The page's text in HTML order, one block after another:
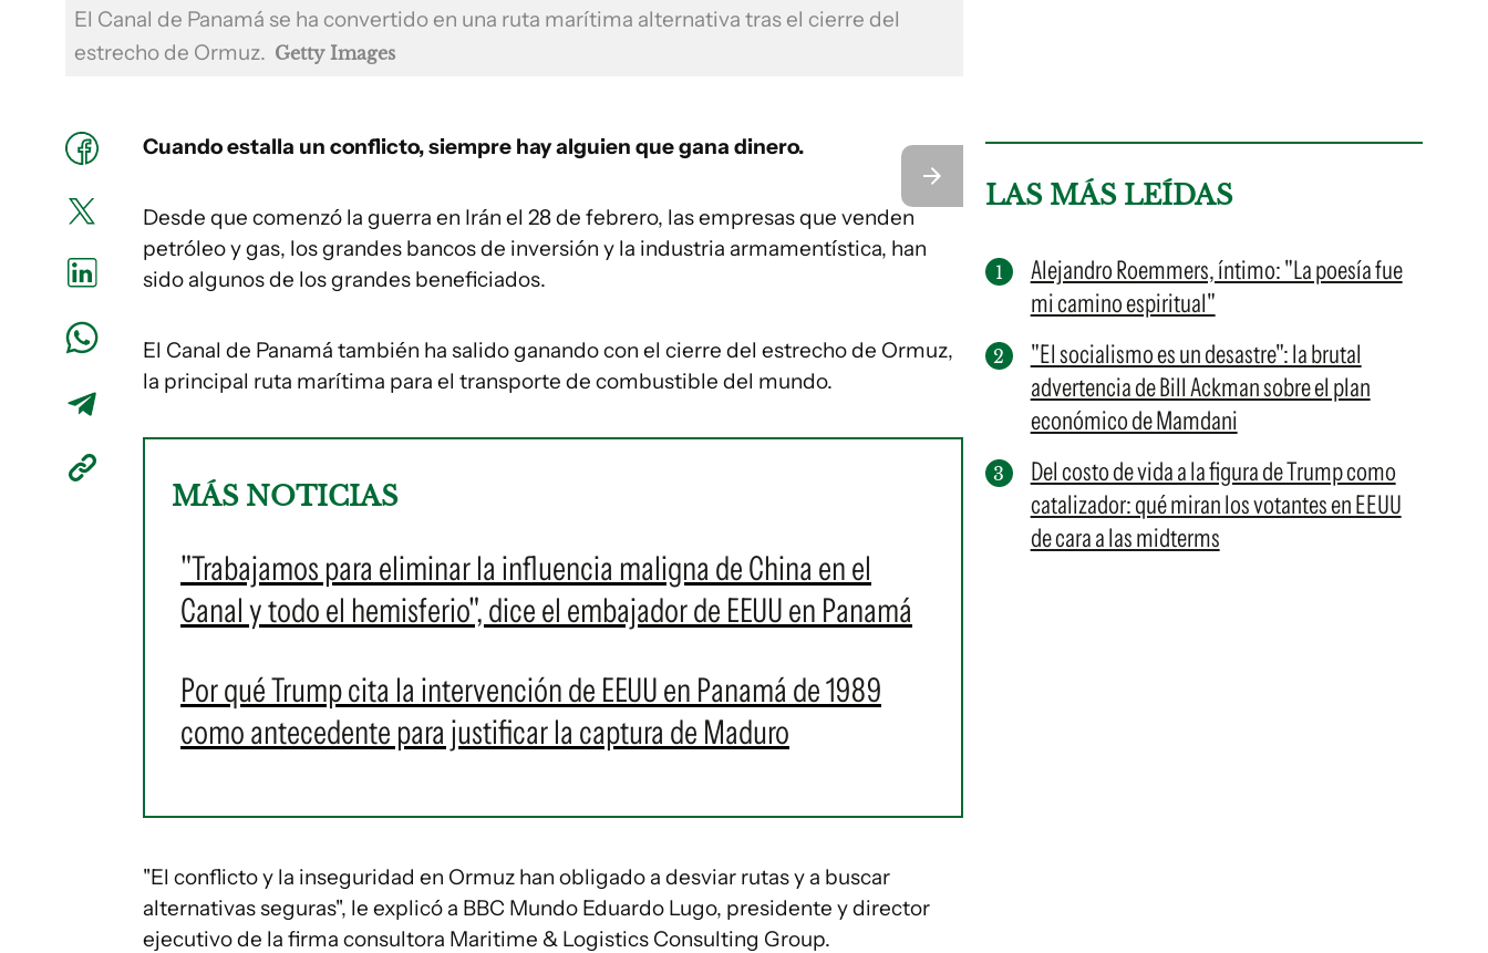
El Canal de Panamá se ha convertido en una ruta marítima alternativa tras el cierre del
estrecho de Ormuz. Getty Images
Cuando estalla un conflicto, siempre hay alguien que gana dinero.
Desde que comenzó la guerra en Irán el 28 de febrero, las empresas que venden
petróleo y gas, los grandes bancos de inversión y la industria armamentística, han
sido algunos de los grandes beneficiados.
El Canal de Panamá también ha salido ganando con el cierre del estrecho de Ormuz,
la principal ruta marítima para el transporte de combustible del mundo.
MÁS NOTICIAS
"Trabajamos para eliminar la influencia maligna de China en el
Canal y todo el hemisferio", dice el embajador de EEUU en Panamá
Por qué Trump cita la intervención de EEUU en Panamá de 1989
como antecedente para justificar la captura de Maduro
"El conflicto y la inseguridad en Ormuz han obligado a desviar rutas y a buscar
alternativas seguras", le explicó a BBC Mundo Eduardo Lugo, presidente y director
ejecutivo de la firma consultora Maritime & Logistics Consulting Group.
LAS MÁS LEÍDAS
Alejandro Roemmers, íntimo: "La poesía fue
mi camino espiritual"
"El socialismo es un desastre": la brutal
advertencia de Bill Ackman sobre el plan
económico de Mamdani
Del costo de vida a la figura de Trump como
catalizador: qué miran los votantes en EEUU
de cara a las midterms